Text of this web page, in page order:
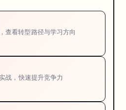
查看转型路径与学习方向
战，快速提升竞争力